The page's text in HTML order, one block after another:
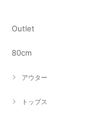
Outlet
80cm
アウター
トップス